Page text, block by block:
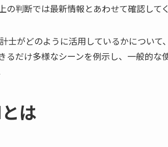
判断では最新情報とあわせて確認して
士がどのように活用しているかについて
るだけ多様なシーンを例示し、一般的な
は